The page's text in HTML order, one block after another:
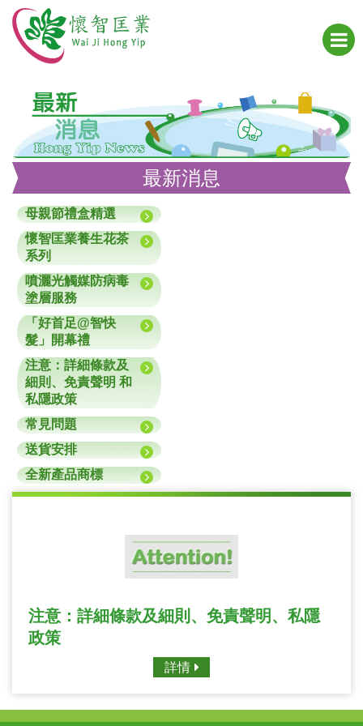
最新消息
母親節禮盒精選
懷智匡業養生花茶
系列
噴灑光觸媒防病毒
塗層服務
「好首足@智快
髮」開幕禮
注意：詳細條款及
細則、免責聲明 和
私隱政策
常見問題
送貨安排
全新產品商標
注意：詳細條款及細則、免責聲明、私隱
政策
詳情